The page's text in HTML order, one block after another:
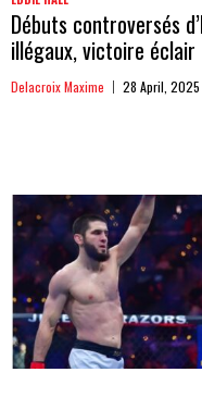
Débuts controversés
illégaux, victoire éclair
Delacroix Maxime 28 April, 2025